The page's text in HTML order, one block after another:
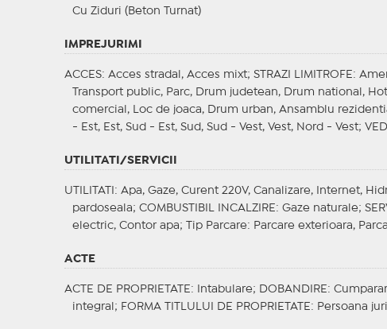
Cu Ziduri (Beton Turnat)
IMPREJURIMI
ACCES: Acces stradal, Acces mixt; STRAZI LIMITROFE :
Transport public, Parc, Drum judetean, Drum national,
comercial, Loc de joaca, Drum urban, Ansamblu
- Est, Est, Sud - Est, Sud, Sud - Vest, Vest, Nord - Vest;
UTILITATI/SERVICII
UTILITATI : Apa, Gaze, Curent 220V, Canalizare, Internet,
pardoseala; COMBUSTIBIL INCALZIRE : Gaze naturale;
electric, Contor apa;
Tip Parcare: Parcare exterioara,
ACTE
ACTE DE PROPRIETATE : Intabulare; DOBANDIRE :
integral; FORMA TITLULUI DE PROPRIETATE : Persoana